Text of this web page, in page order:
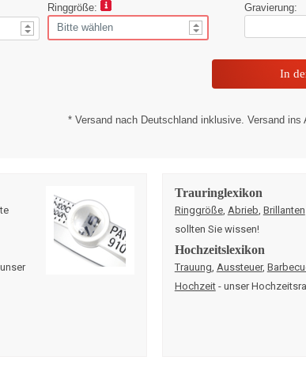
Ringgröße: Gravierung:
* Versand nach Deutschland inklusive. Versand
Trauringlexikon
Ringgröße, Abrieb Brillanten
sollten Sie wissen!
Hochzeitslexikon
Trauung Aussteuer,
Hochzeit- unser